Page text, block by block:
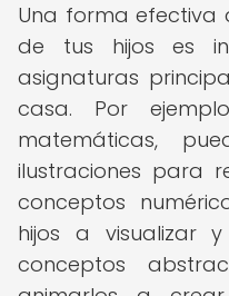
Una forma efectiva
de tus hijos es
asignaturas
casa. Por
matemáticas,
ilustraciones para
conceptos
hijos a visualizar
conceptos